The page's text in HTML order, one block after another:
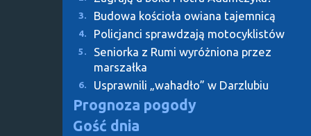
3. Budowa kościoła owiana tajemnicą
4. Policjanci sprawdzają motocyklistów
5.
Seniorka z Rumi wyróżniona przez
marszałka
6. Usprawnili „wahadło” w Darzlubiu
Prognoza pogody
Gość dnia